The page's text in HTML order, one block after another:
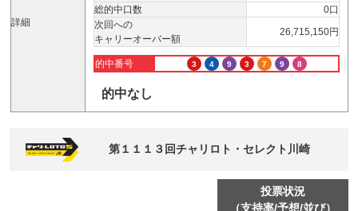
詳細
総的中口数
0口
次回への
キャリーオーバー額
26,715,150円
的中番号 3 4 9 3 7 9 8
的中なし
第１１１３回チャリロト・セレクト川崎
投票状況
（支持率/予想/並び）